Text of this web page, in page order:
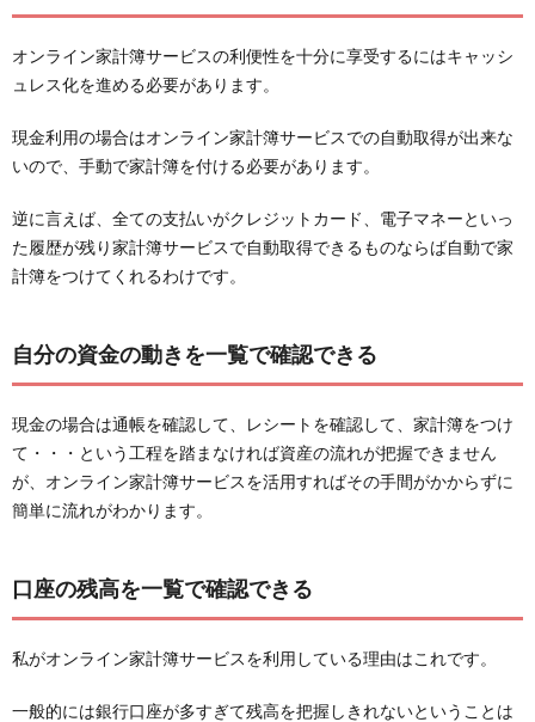
オンライン家計簿サービスの利便性を十分に享受するにはキャッシ
ュレス化を進める必要があります。
現金利用の場合はオンライン家計簿サービスでの自動取得が出来な
いので、手動で家計簿を付ける必要があります。
逆に言えば、全ての支払いがクレジットカード、電子マネーといっ
た履歴が残り家計簿サービスで自動取得できるものならば自動で家
計簿をつけてくれるわけです。
自分の資金の動きを一覧で確認できる
現金の場合は通帳を確認して、レシートを確認して、家計簿をつけ
て・・・という工程を踏まなければ資産の流れが把握できません
が、オンライン家計簿サービスを活用すればその手間がかからずに
簡単に流れがわかります。
口座の残高を一覧で確認できる
私がオンライン家計簿サービスを利用している理由はこれです。
一般的には銀行口座が多すぎて残高を把握しきれないということは